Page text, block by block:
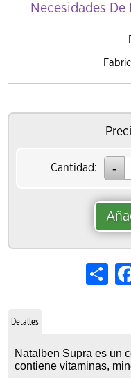
Necesidades
Cantidad:
Detalles
Natalben Supra es un
contiene vitaminas,